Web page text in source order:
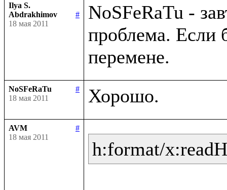
Ilya S.
Abdrakhimov
#
18 мая 2011
NoSFeRaTu -
проблема. Если
NoSFeRaTu
#
18 мая 2011
AVM
#
18 мая 2011
h:format/